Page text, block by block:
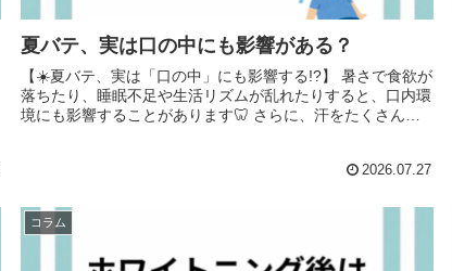
夏バテ、実は口の中にも影響がある？
【☀️夏バテ、実は「口の中」にも影響する!?】 暑さで食欲が
落ちたり、睡眠不足や生活リズムが乱れたりすると、口内環
境にも影響することがあります🦷 さらに、汗をたくさんか
2026.07.27
コラム